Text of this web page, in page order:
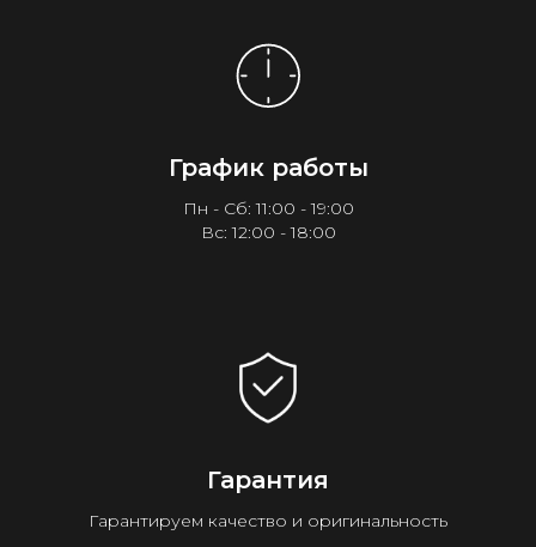
График работы
Пн - Сб: 11:00 - 19:00
Вс: 12:00 - 18:00
Гарантия
Гарантируем качество и оригинальность